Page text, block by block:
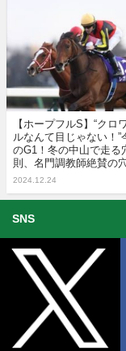
【ホープフルS】“クロ
ルなんて目じゃない！”
のG1！冬の中山で走る
則、名門調教師絶賛の
2024.12.24
SNS